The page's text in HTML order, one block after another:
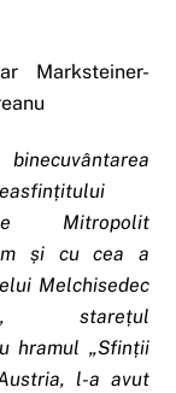
Marksteiner-
Mitropolit
și cu cea a
Melchisedec
starețul
hramul „Sfinții
l-a avut